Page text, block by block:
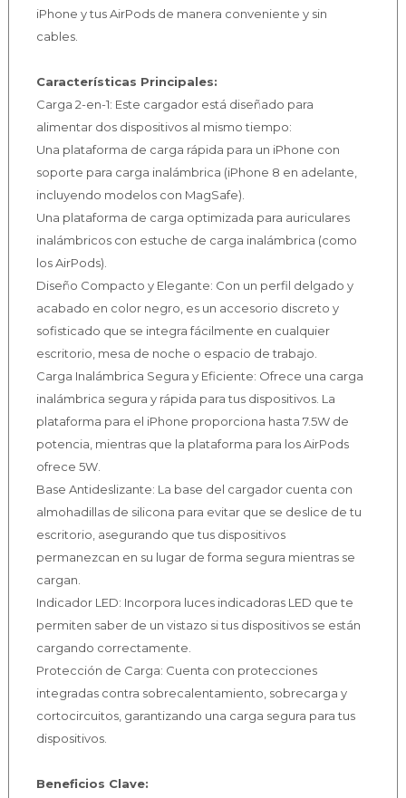
iPhone y tus AirPods de manera conveniente y sin
cables.
Características Principales:
Carga 2-en-1: Este cargador está diseñado para
alimentar dos dispositivos al mismo tiempo:
Una plataforma de carga rápida para un iPhone con
soporte para carga inalámbrica (iPhone 8 en adelante,
incluyendo modelos con MagSafe).
Una plataforma de carga optimizada para auriculares
inalámbricos con estuche de carga inalámbrica (como
los AirPods).
Diseño Compacto y Elegante: Con un perfil delgado y
acabado en color negro, es un accesorio discreto y
sofisticado que se integra fácilmente en cualquier
escritorio, mesa de noche o espacio de trabajo.
Carga Inalámbrica Segura y Eficiente: Ofrece una carga
inalámbrica segura y rápida para tus dispositivos. La
plataforma para el iPhone proporciona hasta 7.5W de
potencia, mientras que la plataforma para los AirPods
ofrece 5W.
Base Antideslizante: La base del cargador cuenta con
almohadillas de silicona para evitar que se deslice de tu
escritorio, asegurando que tus dispositivos
permanezcan en su lugar de forma segura mientras se
cargan.
Indicador LED: Incorpora luces indicadoras LED que te
permiten saber de un vistazo si tus dispositivos se están
cargando correctamente.
Protección de Carga: Cuenta con protecciones
integradas contra sobrecalentamiento, sobrecarga y
cortocircuitos, garantizando una carga segura para tus
dispositivos.
Beneficios Clave: